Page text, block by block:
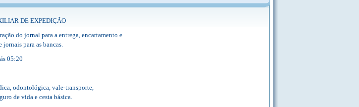
DE EXPEDIÇÃO
do jornal para a entrega, encartamento e
para as bancas.
05:20
odontológica, vale-transporte,
de vida e cesta básica.